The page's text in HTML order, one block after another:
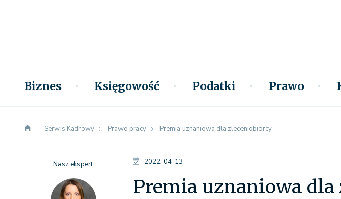
Biznes Księgowość Podatki Prawo
Serwis Kadrowy Prawo pracy Premia uznaniowa dla zleceniobiorcy
2022-04-13
Premia uznaniowa
Nasz ekspert: